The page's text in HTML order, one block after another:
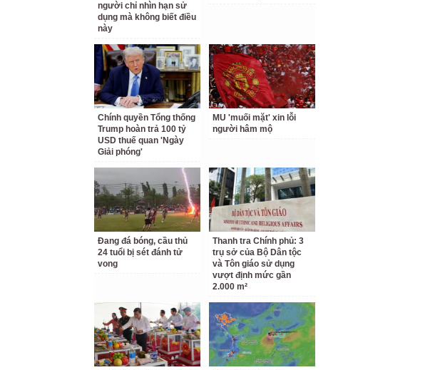
người chỉ nhìn hạn sử
dụng mà không biết điều
này
Chính quyền Tổng thống
Trump hoàn trả 100 tỷ
USD thuế quan 'Ngày
Giải phóng'
MU 'muối mặt' xin lỗi
người hâm mộ
Đang đá bóng, cầu thủ
24 tuổi bị sét đánh tử
vong
Thanh tra Chính phủ: 3
trụ sở của Bộ Dân tộc
và Tôn giáo sử dụng
vượt định mức gần
2.000 m²